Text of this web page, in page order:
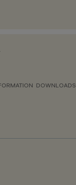
DOWNLOADS